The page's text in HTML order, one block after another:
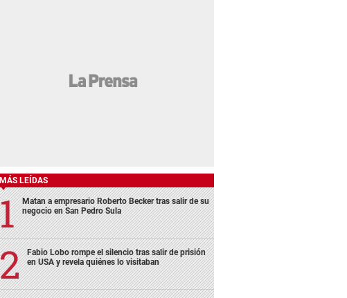
MÁS LEÍDAS
Matan a empresario Roberto Becker tras salir de su
negocio en San Pedro Sula
Fabio Lobo rompe el silencio tras salir de prisión
en USA y revela quiénes lo visitaban